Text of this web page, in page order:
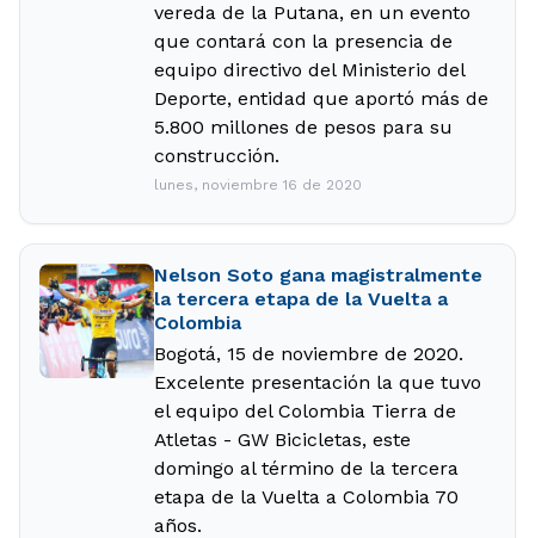
vereda de la Putana, en un evento
que contará con la presencia de
equipo directivo del Ministerio del
Deporte, entidad que aportó más de
5.800 millones de pesos para su
construcción.
lunes, noviembre 16 de 2020
Nelson Soto gana magistralmente
la tercera etapa de la Vuelta a
Colombia
Bogotá, 15 de noviembre de 2020.
Excelente presentación la que tuvo
el equipo del Colombia Tierra de
Atletas - GW Bicicletas, este
domingo al término de la tercera
etapa de la Vuelta a Colombia 70
años.